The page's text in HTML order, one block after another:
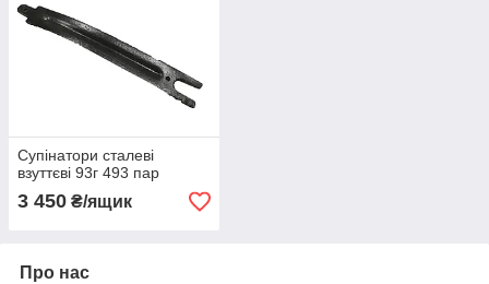
Супінатори сталеві
взуттєві 93г 493 пар
3 450 ₴/ящик
Про нас